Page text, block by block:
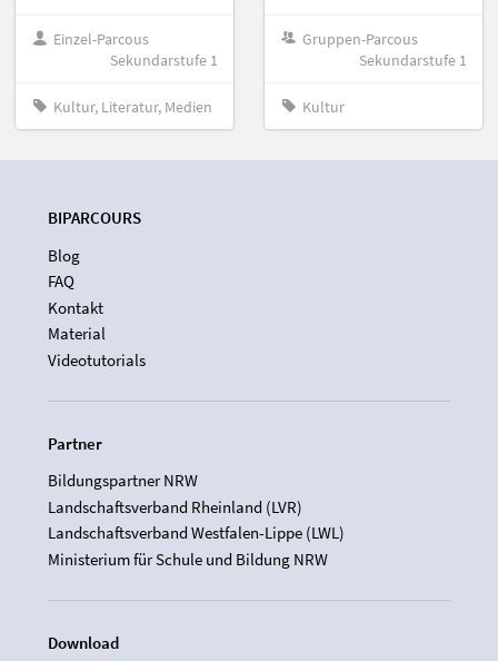
Einzel-Parcous
Sekundarstufe 1
Kultur, Literatur, Medien
Gruppen-Parcous
Sekundarstufe 1
Kultur
BIPARCOURS
Blog
FAQ
Kontakt
Material
Videotutorials
Partner
Bildungspartner NRW
Landschaftsverband Rheinland (LVR)
Landschaftsverband Westfalen-Lippe (LWL)
Ministerium für Schule und Bildung NRW
Download